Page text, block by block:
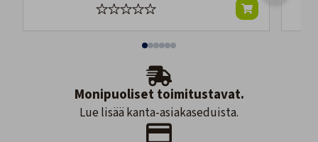
Monipuoliset toimitustavat.
Lue lisää kanta-asiakaseduista.